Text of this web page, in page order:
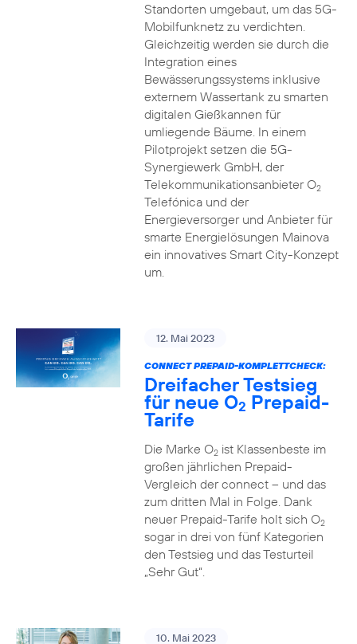
Standorten umgebaut, um das 5G-
Mobilfunknetz zu verdichten.
Gleichzeitig werden sie durch die
Integration eines
Bewässerungssystems inklusive
externem Wassertank zu smarten
digitalen Gießkannen für
umliegende Bäume. In einem
Pilotprojekt setzen die 5G-
Synergiewerk GmbH, der
Telekommunikationsanbieter O2
Telefónica und der
Energieversorger und Anbieter für
smarte Energielösungen Mainova
ein innovatives Smart City-Konzept
um.
12. Mai 2023
CONNECT PREPAID-KOMPLETTCHECK:
Dreifacher Testsieg
für neue O2 Prepaid-
Tarife
Die Marke O2ist Klassenbeste im
großen jährlichen Prepaid-
Vergleich der connect – und das
zum dritten Mal in Folge. Dank
neuer Prepaid-Tarife holt sich O2
sogar in drei von fünf Kategorien
den Testsieg und das Testurteil
„Sehr Gut“.
10. Mai 2023